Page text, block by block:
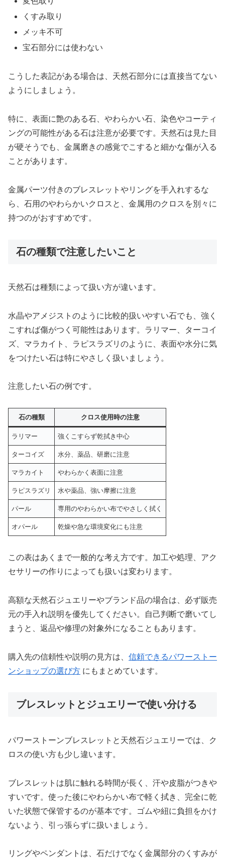
くすみ取り
メッキ不可
宝石部分には使わない
こうした表記がある場合は、天然石部分には直接当てない
ようにしましょう。
特に、表面に艶のある石、やわらかい石、染色やコーティ
ングの可能性がある石は注意が必要です。天然石は見た目
が硬そうでも、金属磨きの感覚でこすると細かな傷が入る
ことがあります。
金属パーツ付きのブレスレットやリングを手入れするな
ら、石用のやわらかいクロスと、金属用のクロスを別々に
持つのがおすすめです。
石の種類で注意したいこと
天然石は種類によって扱い方が違います。
水晶やアメジストのように比較的扱いやすい石でも、強く
こすれば傷がつく可能性はあります。ラリマー、ターコイ
ズ、マラカイト、ラピスラズリのように、表面や水分に気
をつけたい石は特にやさしく扱いましょう。
注意したい石の例です。
石の種類 クロス使用時の注意
ラリマー 強くこすらず乾拭き中心
ターコイズ 水分、薬品、研磨に注意
マラカイト やわらかく表面に注意
ラピスラズリ 水や薬品、強い摩擦に注意
パール 専用のやわらかい布でやさしく拭く
オパール 乾燥や急な環境変化にも注意
この表はあくまで一般的な考え方です。加工や処理、アク
セサリーの作りによっても扱いは変わります。
高額な天然石ジュエリーやブランド品の場合は、必ず販売
元の手入れ説明を優先してください。自己判断で磨いてし
まうと、返品や修理の対象外になることもあります。
購入先の信頼性や説明の見方は、 信頼できるパワーストー
ンショップの選び方 にもまとめています。
ブレスレットとジュエリーで使い分ける
パワーストーンブレスレットと天然石ジュエリーでは、ク
ロスの使い方も少し違います。
ブレスレットは肌に触れる時間が長く、汗や皮脂がつきや
すいです。使った後にやわらかい布で軽く拭き、完全に乾
いた状態で保管するのが基本です。ゴムや紐に負担をかけ
ないよう、引っ張らずに扱いましょう。
リングやペンダントは、石だけでなく金属部分のくすみが